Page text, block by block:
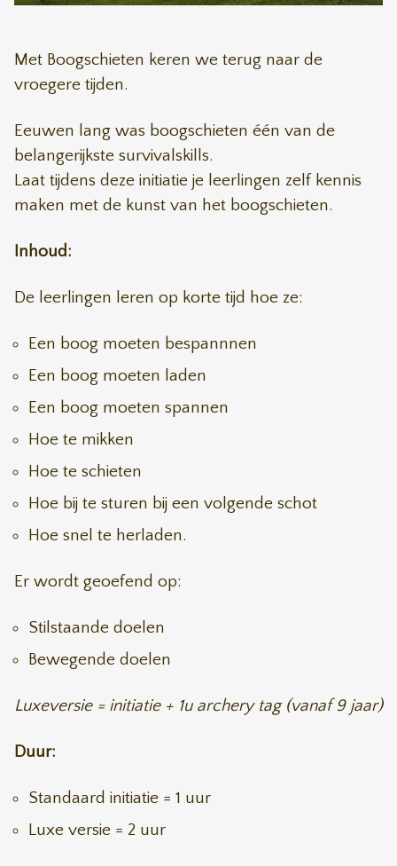
Met Boogschieten keren we terug naar de
vroegere tijden.
Eeuwen lang was boogschieten één van de
belangerijkste survivalskills.
Laat tijdens deze initiatie je leerlingen zelf kennis
maken met de kunst van het boogschieten.
Inhoud:
De leerlingen leren op korte tijd hoe ze:
Een boog moeten bespannnen
Een boog moeten laden
Een boog moeten spannen
Hoe te mikken
Hoe te schieten
Hoe bij te sturen bij een volgende schot
Hoe snel te herladen.
Er wordt geoefend op:
Stilstaande doelen
Bewegende doelen
Luxeversie = initiatie + 1u archery tag (vanaf 9 jaar)
Duur:
Standaard initiatie = 1 uur
Luxe versie = 2 uur